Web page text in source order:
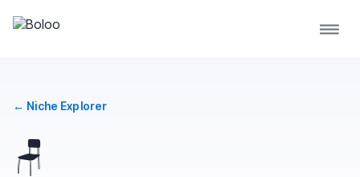
← Niche Explorer
🪑